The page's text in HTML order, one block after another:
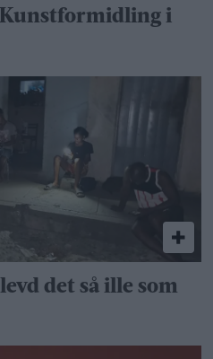
Kunstformidling i
det så ille som